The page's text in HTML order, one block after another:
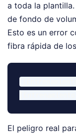
a toda la
de fondo de
Esto es un error
fibra rápida de
El peligro real